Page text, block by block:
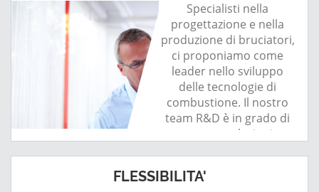
Specialisti nella
progettazione e nella
produzione di bruciatori,
ci proponiamo come
leader nello sviluppo
delle tecnologie di
combustione. Il nostro
team R&D è in grado di
trovare soluzioni
complesse.
FLESSIBILITA'